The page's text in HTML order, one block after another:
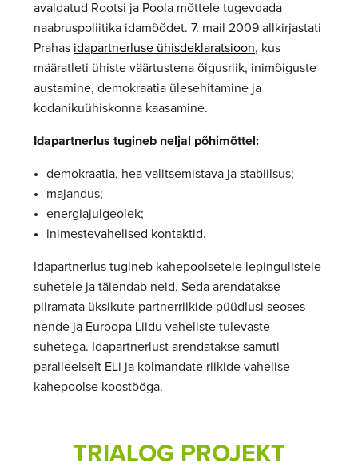
avaldatud Rootsi ja Poola mõttele tugevdada
naabruspoliitika idamõõdet. 7. mail 2009 allkirjastati
Prahas idapartnerluse ühisdeklaratsioon, kus
määratleti ühiste väärtustena õigusriik, inimõiguste
austamine, demokraatia ülesehitamine ja
kodanikuühiskonna kaasamine.
Idapartnerlus tugineb neljal põhimõttel:
demokraatia, hea valitsemistava ja stabiilsus;
majandus;
energiajulgeolek;
inimestevahelised kontaktid.
Idapartnerlus tugineb kahepoolsetele lepingulistele
suhetele ja täiendab neid. Seda arendatakse
piiramata üksikute partnerriikide püüdlusi seoses
nende ja Euroopa Liidu vaheliste tulevaste
suhetega. Idapartnerlust arendatakse samuti
paralleelselt ELi ja kolmandate riikide vahelise
kahepoolse koostööga.
TRIALOG PROJEKT